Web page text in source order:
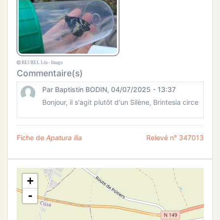
BEUREL Léa - Imago
Commentaire(s)
Par Baptistin BODIN, 04/07/2025 - 13:37
Bonjour, il s'agit plutôt d'un Silène, Brintesia circe
Fiche de Apatura ilia Relevé n° 347013
+
-